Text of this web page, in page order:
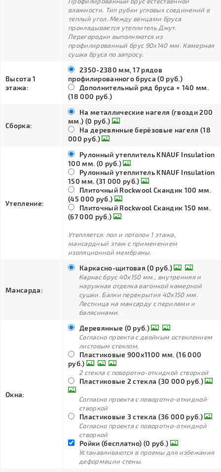
влажности. Тип рубки угловых соединений в
теплый угол. Между венцами бруса
прокладывается утеплитель Джут.
Перегородки выполняются из
профилированный брус 90х140 мм. Камерная
сушка бруса по запросу.
Высота 1
этажа:
2350-2380 мм, 17 рядов
профилированного бруса (0 руб.)
Дополнительный ряд бруса + 140 мм.
(18 000 руб.)
Сборка:
На металлические нагеля (гвозди 200
мм.) (0 руб.)
На деревянные берёзовые нагеля (18
000 руб.)
Утепление:
Рулонный утеплитель KNAUF Insulation
100 мм. (0 руб.)
Рулонный утеплитель KNAUF Insulation
150 мм. (31 000 руб.)
Плиточный Rockwool Скандик 100 мм.
(45 000 руб.)
Плиточный Rockwool Скандик 150 мм.
(67 000 руб.)
Утепляется: пол и потолок 1 этажа,
мансардный этаж с применением
изоляционной мембраны.
Мансарда:
Каркасно-щитовая (0 руб.)
Каркас брус 40х150 мм., внутренняя и
наружная отделка вагонкой камерной
сушки. Балки перекрытия 40х150 мм.
Лестница на мансарду с перилами и
балясинами.
Окна:
Деревянные (0 руб.)
Согласно проекта с двойным остеклением
листовым стеклом.
Пластиковые 900х1100 мм. (16 000
руб.)
2 стекла с поворотно-откидной створкой
Пластиковые 2 стекла (30 000 руб.)
Согласно проекта с поворотно-откидной
створкой
Пластиковые 3 стекла (36 000 руб.)
Согласно проекта с поворотно-откидной
створкой
Ройки (бесплатно) (0 руб.)
Устанавливаются в проемы для избежания
деформации стены.